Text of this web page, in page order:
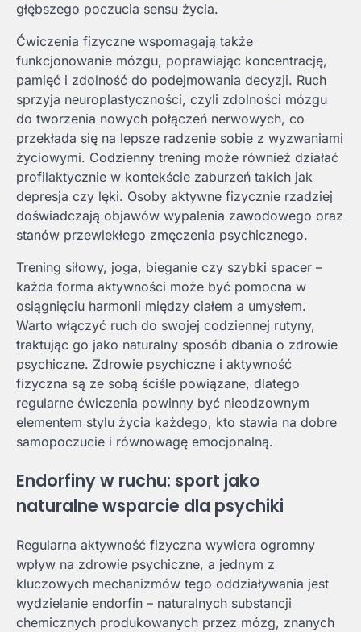
głębszego poczucia sensu życia.
Ćwiczenia fizyczne wspomagają także
funkcjonowanie mózgu, poprawiając koncentrację,
pamięć i zdolność do podejmowania decyzji. Ruch
sprzyja neuroplastyczności, czyli zdolności mózgu
do tworzenia nowych połączeń nerwowych, co
przekłada się na lepsze radzenie sobie z wyzwaniami
życiowymi. Codzienny trening może również działać
profilaktycznie w kontekście zaburzeń takich jak
depresja czy lęki. Osoby aktywne fizycznie rzadziej
doświadczają objawów wypalenia zawodowego oraz
stanów przewlekłego zmęczenia psychicznego.
Trening siłowy, joga, bieganie czy szybki spacer –
każda forma aktywności może być pomocna w
osiągnięciu harmonii między ciałem a umysłem.
Warto włączyć ruch do swojej codziennej rutyny,
traktując go jako naturalny sposób dbania o zdrowie
psychiczne. Zdrowie psychiczne i aktywność
fizyczna są ze sobą ściśle powiązane, dlatego
regularne ćwiczenia powinny być nieodzownym
elementem stylu życia każdego, kto stawia na dobre
samopoczucie i równowagę emocjonalną.
Endorfiny w ruchu: sport jako
naturalne wsparcie dla psychiki
Regularna aktywność fizyczna wywiera ogromny
wpływ na zdrowie psychiczne, a jednym z
kluczowych mechanizmów tego oddziaływania jest
wydzielanie endorfin – naturalnych substancji
chemicznych produkowanych przez mózg, znanych